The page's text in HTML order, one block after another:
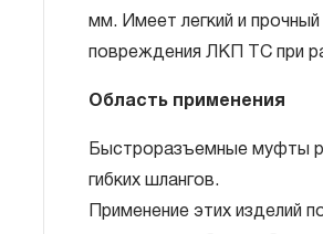
мм. Имеет легкий и
повреждения ЛКП ТС при
Область применения
Быстроразъемные муфты
гибких шлангов.
Применение этих изделий
ГАРАНТИЙНЫЕ
Понятие «ПОЖИЗНЕННАЯ
1.1 Понятие
течение всего периода